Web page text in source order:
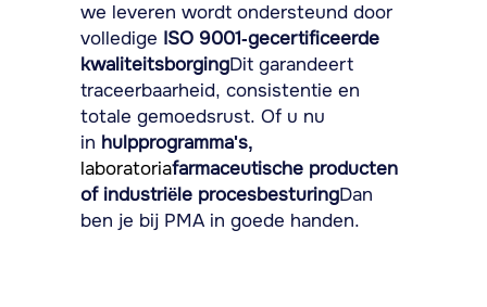
we leveren wordt ondersteund door
volledige ISO 9001-gecertificeerde
kwaliteitsborgingDit garandeert
traceerbaarheid, consistentie en
totale gemoedsrust. Of u nu
in hulpprogramma's,
laboratoriafarmaceutische producten
of industriële procesbesturingDan
ben je bij PMA in goede handen.